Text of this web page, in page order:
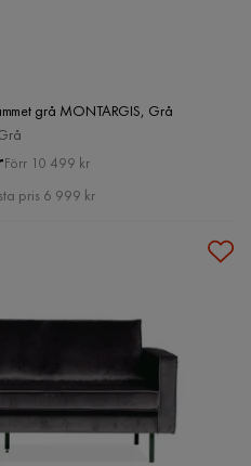
grå MONTARGIS, Grå
Pris
Original
Pris
Förr 10 499 kr
pris 6 999 kr